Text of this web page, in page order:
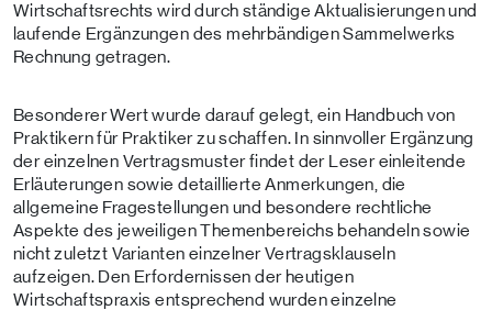
Wirtschaftsrechts wird durch ständige Aktualisierungen und
laufende Ergänzungen des mehrbändigen Sammelwerks
Rechnung getragen.
Besonderer Wert wurde darauf gelegt, ein Handbuch von
Praktikern für Praktiker zu schaffen. In sinnvoller Ergänzung
der einzelnen Vertragsmuster findet der Leser einleitende
Erläuterungen sowie detaillierte Anmerkungen, die
allgemeine Fragestellungen und besondere rechtliche
Aspekte des jeweiligen Themenbereichs behandeln sowie
nicht zuletzt Varianten einzelner Vertragsklauseln
aufzeigen. Den Erfordernissen der heutigen
Wirtschaftspraxis entsprechend wurden einzelne